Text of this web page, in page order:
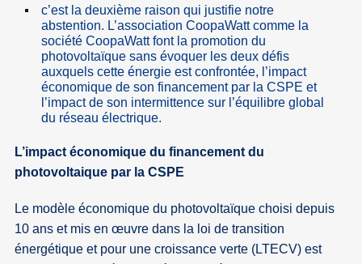
c’est la deuxième raison qui justifie notre
abstention. L’association CoopaWatt comme la
société CoopaWatt font la promotion du
photovoltaïque sans évoquer les deux défis
auxquels cette énergie est confrontée, l’impact
économique de son financement par la CSPE et
l’impact de son intermittence sur l’équilibre global
du réseau électrique.
L’impact économique du financement du
photovoltaique par la CSPE
Le modèle économique du photovoltaïque choisi depuis
10 ans et mis en œuvre dans la loi de transition
énergétique et pour une croissance verte (LTECV) est